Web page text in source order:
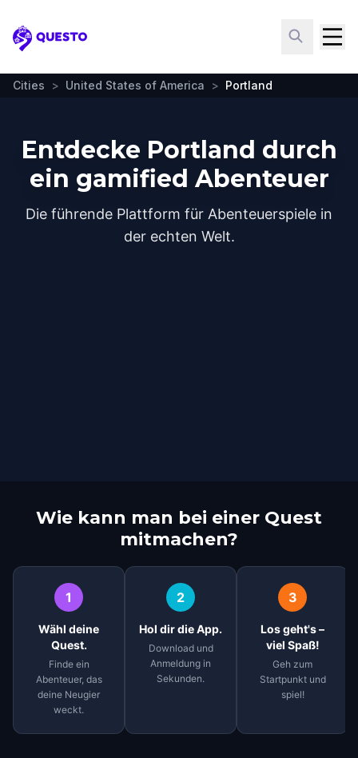
Questo
Cities > United States of America > Portland
Entdecke Portland durch
ein gamified Abenteuer
Die führende Plattform für Abenteuerspiele in
der echten Welt.
Wie kann man bei einer Quest
mitmachen?
1
Wähl deine
Quest.
Finde ein
Abenteuer, das
deine Neugier
weckt.
2
Hol dir die App.
Download und
Anmeldung in
Sekunden.
3
Los geht's –
viel Spaß!
Geh zum
Startpunkt und
spiel!